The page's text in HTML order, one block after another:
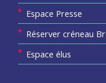
Espace Presse
Réserver créneau
Espace élus